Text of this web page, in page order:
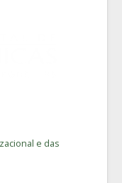
e das